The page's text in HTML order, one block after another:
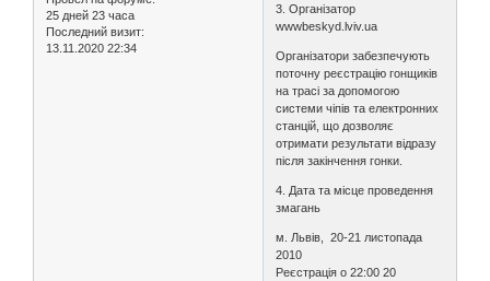
25 дней 23 часа
Последний визит:
13.11.2020 22:34
3. Організатор
wwwbeskyd.lviv.ua
Організатори забезпечують
поточну реєстрацію гонщиків
на трасі за допомогою
системи чіпів та електронних
станцій, що дозволяє
отримати результати відразу
після закінчення гонки.
4. Дата та місце проведення
змагань
м. Львів, 20-21 листопада
2010
Реєстрація о 22:00 20